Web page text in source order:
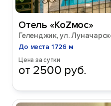
Отель «КоZмос»
Геленджик, ул.
До места 1726 м
Цена за сутки
от 2500 руб.